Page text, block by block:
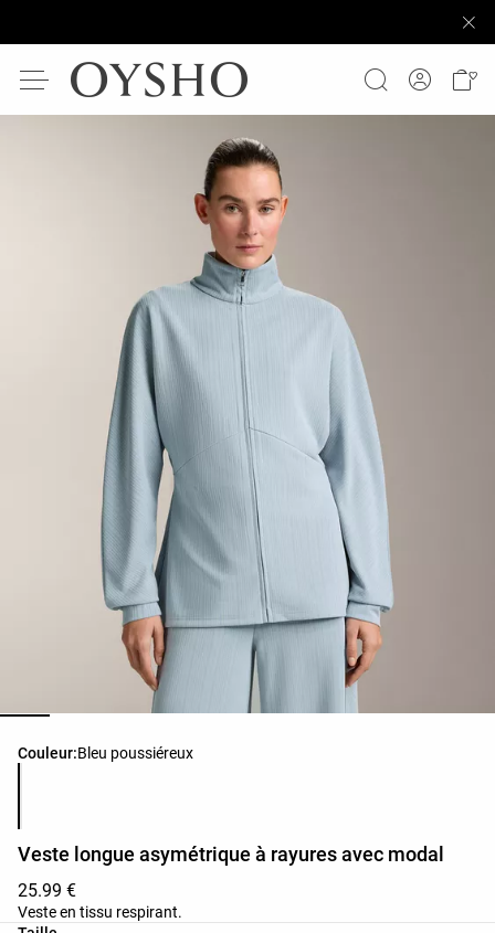
Couleur:Bleu poussiéreux
Liste des couleurs du produit
Veste longue asymétrique à rayures avec modal
25.99 €
Veste en tissu respirant.